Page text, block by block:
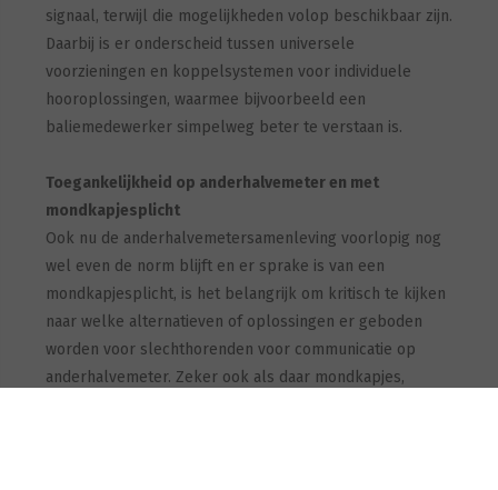
signaal, terwijl die mogelijkheden volop beschikbaar zijn.
Daarbij is er onderscheid tussen universele
voorzieningen en koppelsystemen voor individuele
hooroplossingen, waarmee bijvoorbeeld een
baliemedewerker simpelweg beter te verstaan is.
Toegankelijkheid op anderhalvemeter en met
mondkapjesplicht
Ook nu de anderhalvemetersamenleving voorlopig nog
wel even de norm blijft en er sprake is van een
mondkapjesplicht, is het belangrijk om kritisch te kijken
naar welke alternatieven of oplossingen er geboden
worden voor slechthorenden voor communicatie op
anderhalvemeter. Zeker ook als daar mondkapjes,